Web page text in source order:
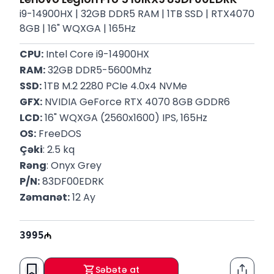
i9-14900HX | 32GB DDR5 RAM | 1TB SSD | RTX4070
8GB | 16" WQXGA | 165Hz
CPU: Intel Core i9-14900HX
RAM: 32GB DDR5-5600Mhz
SSD: 1TB M.2 2280 PCIe 4.0x4 NVMe
GFX: NVIDIA GeForce RTX 4070 8GB GDDR6
LCD: 16" WQXGA (2560x1600) IPS, 165Hz
OS: FreeDOS
Çəki: 2.5 kq
Rəng: Onyx Grey
P/N: 83DF00EDRK
Zəmanət: 12 Ay
3995
Səbətə at